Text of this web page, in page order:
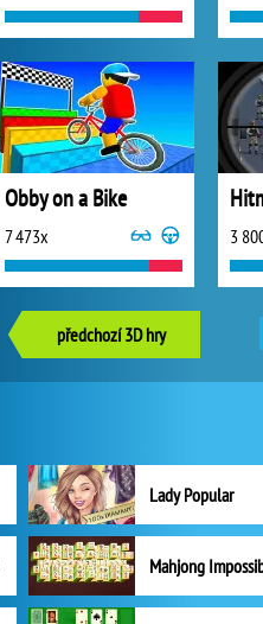
Obby on a Bike
7 473x 3
předchozí 3D hry
Lady Popular
Mahjong